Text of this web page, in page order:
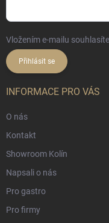
Vložením e-mailu
Přihlásit se
INFORMACE PRO VÁS
O nás
Kontakt
Showroom Kolín
Napsali o nás
Pro gastro
Pro firmy